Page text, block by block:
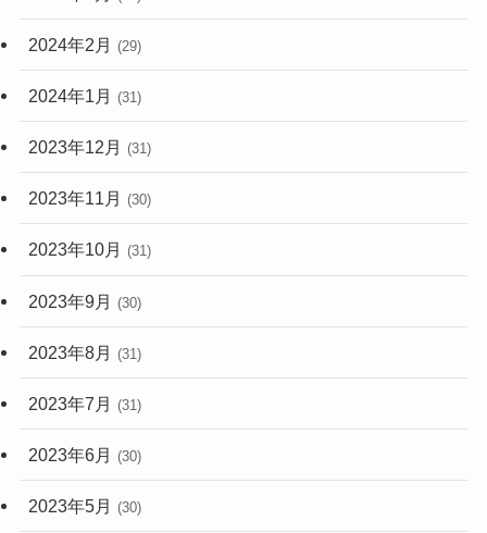
2024年2月 (29)
2024年1月 (31)
2023年12月 (31)
2023年11月 (30)
2023年10月 (31)
2023年9月 (30)
2023年8月 (31)
2023年7月 (31)
2023年6月 (30)
2023年5月 (30)